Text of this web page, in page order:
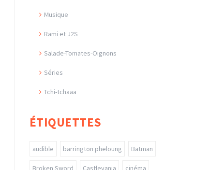
Musique
Rami et J2S
Salade-Tomates-Oignons
Séries
Tchi-tchaaa
ÉTIQUETTES
audible barrington pheloung Batman
Broken Sword Castlevania cinéma